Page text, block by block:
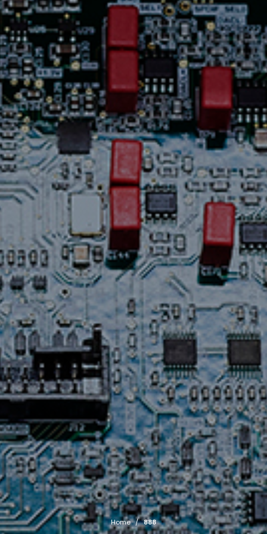
Home / 888
Assistance
Nous
joindre
Nouvelles
Carrières
Trouver
une
boutique